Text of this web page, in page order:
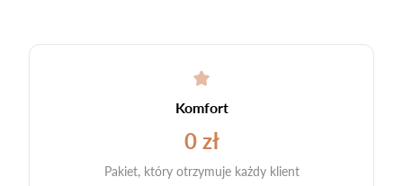
Komfort
0 zł
Pakiet, który otrzymuje każdy klient